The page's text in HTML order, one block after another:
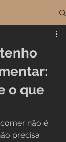
o que
não é
precisa